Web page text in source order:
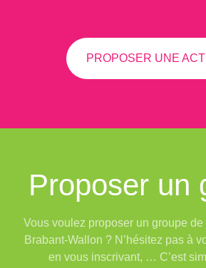
PROPOSER UNE
Proposer un
Vous voulez proposer un groupe
Brabant-Wallon ? N’hésitez pas à
en vous inscrivant, … C’est